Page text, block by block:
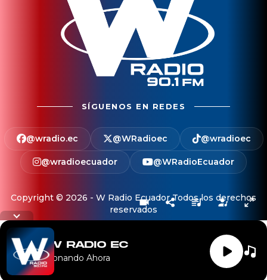
SÍGUENOS EN REDES
@wradio.ec @WRadioec @wradioec
@wradioecuador @WRadioEcuador
Copyright © 2026 - W Radio Ecuador Todos los derechos
reservados
W RADIO EC
Sonando Ahora
Letra de la cancion